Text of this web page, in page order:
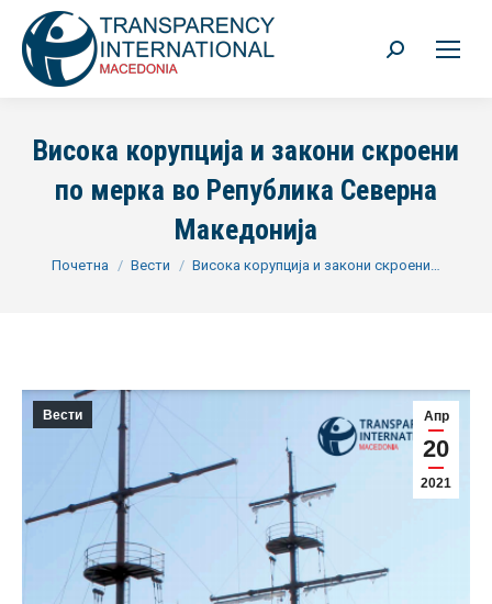
Search:
Висока корупција и закони скроени
по мерка во Република Северна
Македонија
You are here:
Почетна Вести Висока корупција и закони скроени…
Апр
20
2021
Вести